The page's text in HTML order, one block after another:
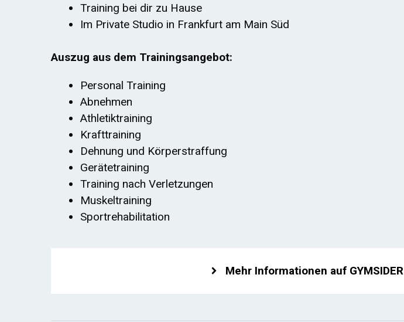
Training bei dir zu Hause
Im Private Studio in Frankfurt am Main Süd
Auszug aus dem Trainingsangebot:
Personal Training
Abnehmen
Athletiktraining
Krafttraining
Dehnung und Körperstraffung
Gerätetraining
Training nach Verletzungen
Muskeltraining
Sportrehabilitation
Mehr Informationen auf GYMSIDER